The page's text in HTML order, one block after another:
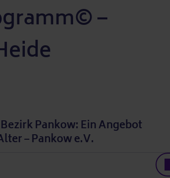
–
Pankow: Ein Angebot
– Pankow e.V.